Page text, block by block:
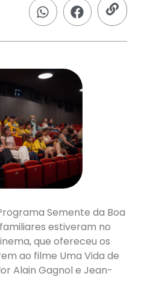
Semente da Boa
estiveram no
que ofereceu os
ao filme Uma Vida de
Alain Gagnol e Jean-